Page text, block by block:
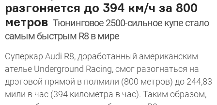
разгоняется до 394 км/ч за 800
метров Тюнинговое 2500-сильное купе стало
самым быстрым R8 в мире
Суперкар Audi R8, доработанный американским
ателье Underground Racing, смог разогнаться на
дрэговой прямой в полмили (800 метров) до 244,83
мили в час (394 километра в час). Таким образом,